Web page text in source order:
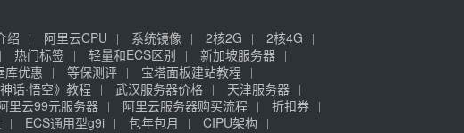
绍 阿里云CPU 系统镜像 2核2G
2核4G
热门标签 轻量和ECS区别
新加坡服务器
库优惠 等保测评
宝塔面板建站教程
话·悟空》教程 武汉服务器价格
天津服务器
里云99元服务器 阿里云服务器购买流程
折扣券
ECS通用型g9i 包年包月
CIPU架构